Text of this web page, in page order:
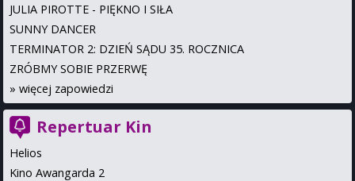
JULIA PIROTTE - PIĘKNO I SIŁA
SUNNY DANCER
TERMINATOR 2: DZIEŃ SĄDU 35. ROCZNICA
ZRÓBMY SOBIE PRZERWĘ
» więcej zapowiedzi
Repertuar Kin
Helios
Kino Awangarda 2